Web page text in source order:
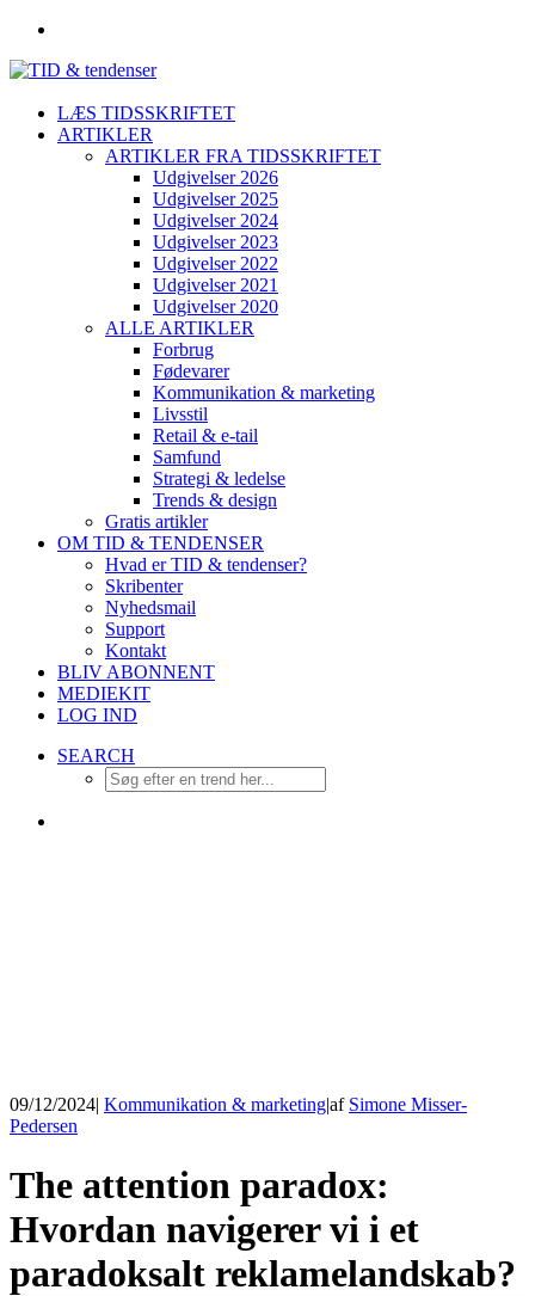
LÆS TIDSSKRIFTET
ARTIKLER
ARTIKLER FRA TIDSSKRIFTET
Udgivelser 2026
Udgivelser 2025
Udgivelser 2024
Udgivelser 2023
Udgivelser 2022
Udgivelser 2021
Udgivelser 2020
ALLE ARTIKLER
Forbrug
Fødevarer
Kommunikation & marketing
Livsstil
Retail & e-tail
Samfund
Strategi & ledelse
Trends & design
Gratis artikler
OM TID & TENDENSER
Hvad er TID & tendenser?
Skribenter
Nyhedsmail
Support
Kontakt
BLIV ABONNENT
MEDIEKIT
LOG IND
SEARCH
09/12/2024| Kommunikation & marketing|af Simone Misser-
Pedersen
The attention paradox:
Hvordan navigerer vi i et
paradoksalt reklamelandskab?